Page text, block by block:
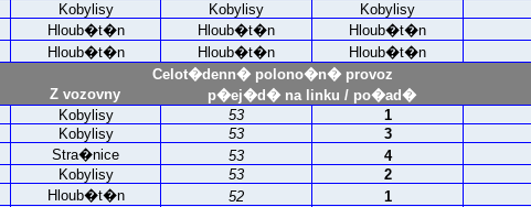
Kobylisy Kobylisy Kobylisy
Hloub�t�n Hloub�t�n Hloub�t�n
Hloub�t�n Hloub�t�n Hloub�t�n
Celot�denn� polono�n� provoz
Z vozovny
p�ej�d� na linku / po�ad�
Kobylisy 53 1
Kobylisy 53 3
Stra�nice 53 4
Kobylisy 53 2
Hloub�t�n 52 1